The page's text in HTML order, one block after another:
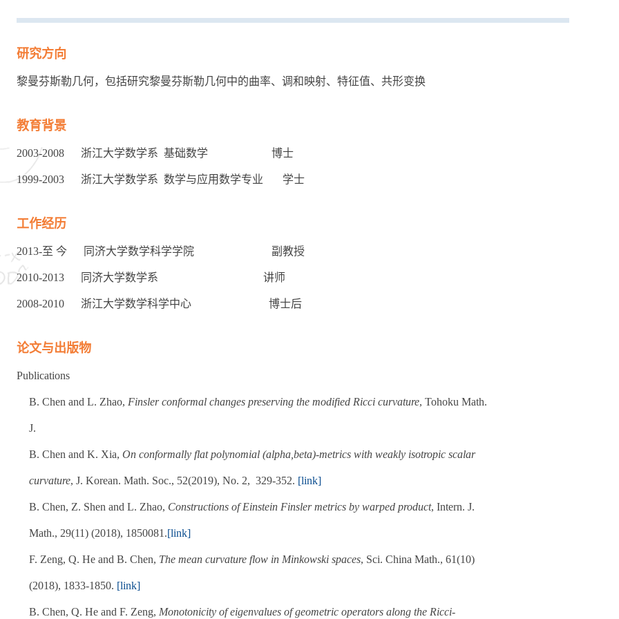
研究方向
黎曼芬斯勒几何，包括研究黎曼芬斯勒几何中的曲率、调和映射、特征值、共形变换
教育背景
2003-2008 浙江大学数学系 基础数学 博士
1999-2003 浙江大学数学系 数学与应用数学专业 学士
工作经历
2013-至 今 同济大学数学科学学院 副教授
2010-2013 同济大学数学系 讲师
2008-2010 浙江大学数学科学中心 博士后
论文与出版物
Publications
B. Chen and L. Zhao, Finsler conformal changes preserving the modified Ricci curvature, Tohoku Math.
J.
B. Chen and K. Xia, On conformally flat polynomial (alpha,beta)-metrics with weakly isotropic scalar
curvature, J. Korean. Math. Soc., 52(2019), No. 2, 329-352. [link]
B. Chen, Z. Shen and L. Zhao, Constructions of Einstein Finsler metrics by warped product, Intern. J.
Math., 29(11) (2018), 1850081.[link]
F. Zeng, Q. He and B. Chen, The mean curvature flow in Minkowski spaces, Sci. China Math., 61(10)
(2018), 1833-1850. [link]
B. Chen, Q. He and F. Zeng, Monotonicity of eigenvalues of geometric operators along the Ricci-